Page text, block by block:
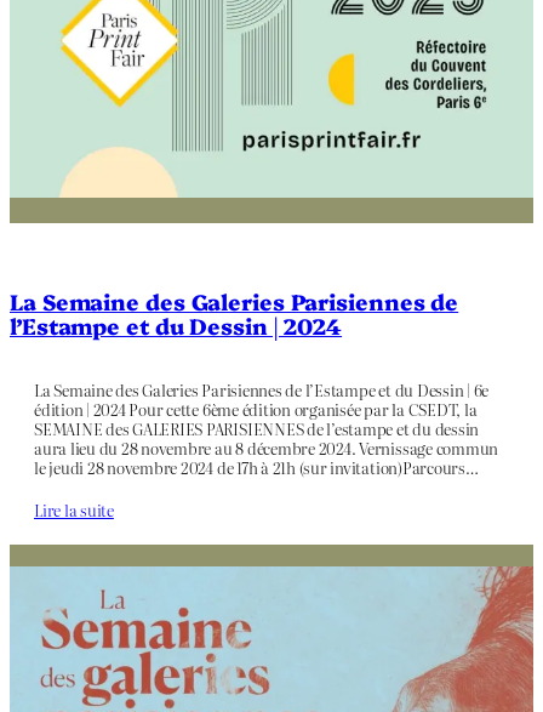
La Semaine des Galeries Parisiennes de
l’Estampe et du Dessin | 2024
La Semaine des Galeries Parisiennes de l’Estampe et du Dessin | 6e
édition | 2024 Pour cette 6ème édition organisée par la CSEDT, la
SEMAINE des GALERIES PARISIENNES de l’estampe et du dessin
aura lieu du 28 novembre au 8 décembre 2024. Vernissage commun
le jeudi 28 novembre 2024 de 17h à 21h (sur invitation)Parcours…
Lire la suite